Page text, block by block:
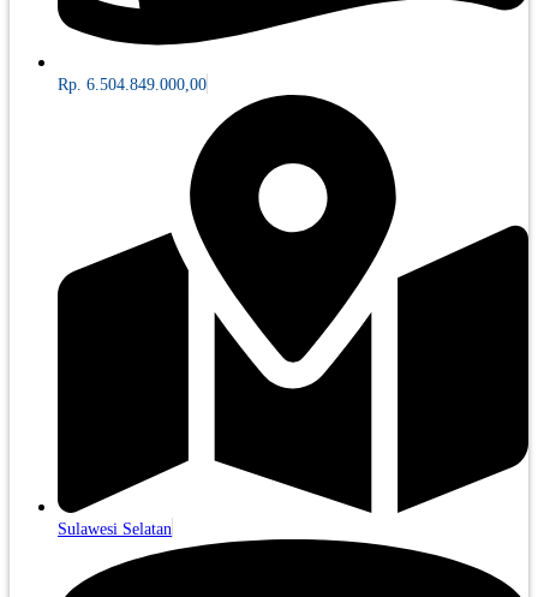
Rp. 6.504.849.000,00
Sulawesi Selatan